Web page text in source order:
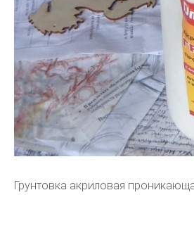
Грунтовка акриловая